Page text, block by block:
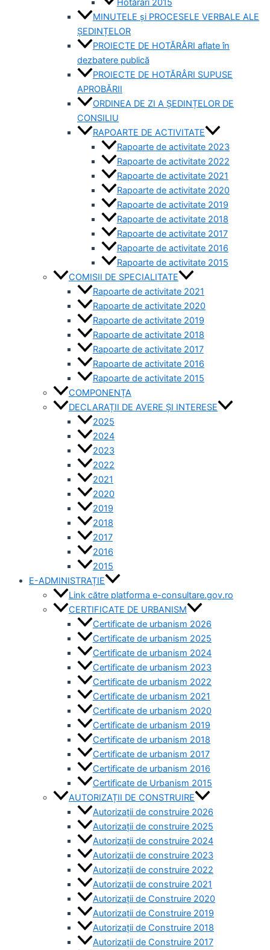
MINUTELE și PROCESELE VERBALE ALE
ȘEDINȚELOR
PROIECTE DE HOTĂRÂRI aflate în
dezbatere publică
PROIECTE DE HOTĂRÂRI SUPUSE
APROBĂRII
ORDINEA DE ZI A ȘEDINȚELOR DE
CONSILIU
RAPOARTE DE ACTIVITATE
Rapoarte de activitate 2023
Rapoarte de activitate 2022
Rapoarte de activitate 2021
Rapoarte de activitate 2020
Rapoarte de activitate 2019
Rapoarte de activitate 2018
Rapoarte de activitate 2017
Rapoarte de activitate 2016
Rapoarte de activitate 2015
COMISII DE SPECIALITATE
Rapoarte de activitate 2021
Rapoarte de activitate 2020
Rapoarte de activitate 2019
Rapoarte de activitate 2018
Rapoarte de activitate 2017
Rapoarte de activitate 2016
Rapoarte de activitate 2015
COMPONENȚA
DECLARAȚII DE AVERE ȘI INTERESE
2025
2024
2023
2022
2021
2020
2019
2018
2017
2016
2015
E-ADMINISTRAȚIE
Link către platforma e-consultare.gov.ro
CERTIFICATE DE URBANISM
Certificate de urbanism 2026
Certificate de urbanism 2025
Certificate de urbanism 2024
Certificate de urbanism 2023
Certificate de urbanism 2022
Certificate de urbanism 2021
Certificate de urbanism 2020
Certificate de urbanism 2019
Certificate de urbanism 2018
Certificate de urbanism 2017
Certificate de urbanism 2016
Certificate de Urbanism 2015
AUTORIZAȚII DE CONSTRUIRE
Autorizații de construire 2026
Autorizații de construire 2025
Autorizații de construire 2024
Autorizații de construire 2023
Autorizații de construire 2022
Autorizații de construire 2021
Autorizații de Construire 2020
Autorizații de Construire 2019
Autorizaţii de Construire 2018
Autorizaţii de Construire 2017